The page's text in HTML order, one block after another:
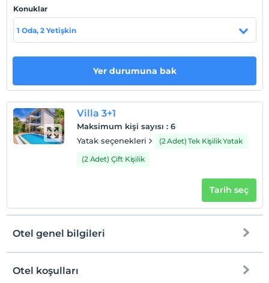
Tesis lokasyon bilgileri
Kalkan Merkez'e sadece 5 dakika uzaklıktadır.
Denize 7 km. mesafededir.
Check/out
Evcil hayvan kabul edilmemektedir.
Sigara
Konuklar
1 Oda, 2 Yetişkin
Yer durumuna bak
Villa 3+1
Maksimum kişi sayısı : 6
Yatak seçenekleri
(2 Adet) Tek Kişilik Yatak
(2 Adet) Çift Kişilik
Tarih seç
Otel genel bilgileri
Otel koşulları